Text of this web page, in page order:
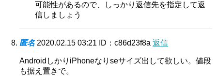
可能性があるので、しっかり返信先を指定して返
信しましょう
匿名 2020.02.15 03:21 ID：c86d23f8a 返信
AndroidしかりiPhoneなりseサイズ出して欲しい。値段
も据え置きで。